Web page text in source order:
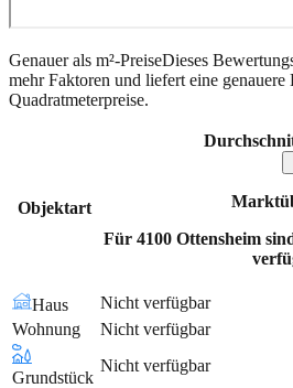
Genauer als m²-PreiseDieses
mehr Faktoren und liefert eine genauere
Quadratmeterpreise.
Objektart
Für 4100 Ottensheim
Haus
Nicht verfügbar
Wohnung
Nicht verfügbar
Grundstück
Nicht verfügbar